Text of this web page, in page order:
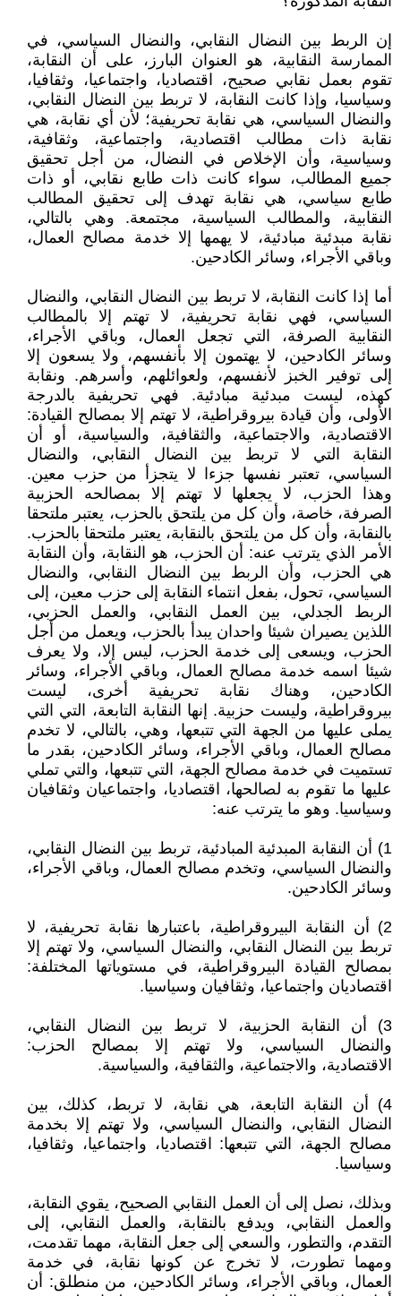
إن الربط بين النضال النقابي، والنضال السياسي، في
الممارسة النقابية، هو العنوان البارز، على أن النقابة،
تقوم بعمل نقابي صحيح، اقتصاديا، واجتماعيا، وثقافيا،
وسياسيا، وإذا كانت النقابة، لا تربط بين النضال النقابي،
والنضال السياسي، هي نقابة تحريفية؛ لأن أي نقابة، هي
نقابة ذات مطالب اقتصادية، واجتماعية، وثقافية،
وسياسية، وأن الإخلاص في النضال، من أجل تحقيق
جميع المطالب، سواء كانت ذات طابع نقابي، أو ذات
طابع سياسي، هي نقابة تهدف إلى تحقيق المطالب
النقابية، والمطالب السياسية، مجتمعة. وهي بالتالي،
نقابة مبدئية مبادئية، لا يهمها إلا خدمة مصالح العمال،
وباقي الأجراء، وسائر الكادحين.
أما إذا كانت النقابة، لا تربط بين النضال النقابي، والنضال
السياسي، فهي نقابة تحريفية، لا تهتم إلا بالمطالب
النقابية الصرفة، التي تجعل العمال، وباقي الأجراء،
وسائر الكادحين، لا يهتمون إلا بأنفسهم، ولا يسعون إلا
إلى توفير الخبز لأنفسهم، ولعوائلهم، وأسرهم. ونقابة
كهذه، ليست مبدئية مبادئية. فهي تحريفية بالدرجة
الأولى، وأن قيادة بيروقراطية، لا تهتم إلا بمصالح القيادة:
الاقتصادية، والاجتماعية، والثقافية، والسياسية، أو أن
النقابة التي لا تربط بين النضال النقابي، والنضال
السياسي، تعتبر نفسها جزءا لا يتجزأ من حزب معين.
وهذا الحزب، لا يجعلها لا تهتم إلا بمصالحه الحزبية
الصرفة، خاصة، وأن كل من يلتحق بالحزب، يعتبر ملتحقا
بالنقابة، وأن كل من يلتحق بالنقابة، يعتبر ملتحقا بالحزب.
الأمر الذي يترتب عنه: أن الحزب، هو النقابة، وأن النقابة
هي الحزب، وأن الربط بين النضال النقابي، والنضال
السياسي، تحول، بفعل انتماء النقابة إلى حزب معين، إلى
الربط الجدلي، بين العمل النقابي، والعمل الحزبي،
اللذين يصيران شيئا واحدان يبدأ بالحزب، ويعمل من أجل
الحزب، ويسعى إلى خدمة الحزب، ليس إلا، ولا يعرف
شيئا اسمه خدمة مصالح العمال، وباقي الأجراء، وسائر
الكادحين، وهناك نقابة تحريفية أخرى، ليست
بيروقراطية، وليست حزبية. إنها النقابة التابعة، التي التي
يملى عليها من الجهة التي تتبعها، وهي، بالتالي، لا تخدم
مصالح العمال، وباقي الأجراء، وسائر الكادحين، بقدر ما
تستميت في خدمة مصالح الجهة، التي تتبعها، والتي تملي
عليها ما تقوم به لصالحها، اقتصاديا، واجتماعيان وثقافيان
وسياسيا. وهو ما يترتب عنه:
1) أن النقابة المبدئية المبادئية، تربط بين النضال النقابي،
والنضال السياسي، وتخدم مصالح العمال، وباقي الأجراء،
وسائر الكادحين.
2) أن النقابة البيروقراطية، باعتبارها نقابة تحريفية، لا
تربط بين النضال النقابي، والنضال السياسي، ولا تهتم إلا
بمصالح القيادة البيروقراطية، في مستوياتها المختلفة:
اقتصاديان واجتماعيا، وثقافيان وسياسيا.
3) أن النقابة الحزبية، لا تربط بين النضال النقابي،
والنضال السياسي، ولا تهتم إلا بمصالح الحزب:
الاقتصادية، والاجتماعية، والثقافية، والسياسية.
4) أن النقابة التابعة، هي نقابة، لا تربط، كذلك، بين
النضال النقابي، والنضال السياسي، ولا تهتم إلا بخدمة
مصالح الجهة، التي تتبعها: اقتصاديا، واجتماعيا، وثقافيا،
وسياسيا.
وبذلك، نصل إلى أن العمل النقابي الصحيح، يقوي النقابة،
والعمل النقابي، ويدفع بالنقابة، والعمل النقابي، إلى
التقدم، والتطور، والسعي إلى جعل النقابة، مهما تقدمت،
ومهما تطورت، لا تخرج عن كونها نقابة، في خدمة
العمال، وباقي الأجراء، وسائر الكادحين، من منطلق: أن